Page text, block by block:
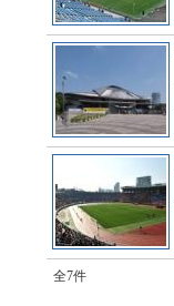
全7件